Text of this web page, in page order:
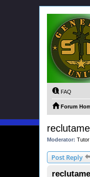
FAQ
Forum
Moderator: Tutor
Post Reply